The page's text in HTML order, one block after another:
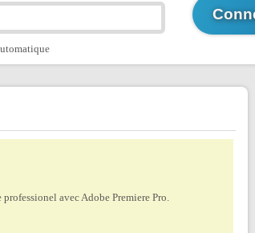
avec Adobe Premiere Pro.